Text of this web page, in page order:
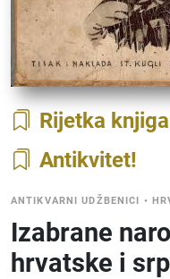
Rijetka knjiga
Antikvitet
ANTIKVARNI UDŽBENICI •
Izabrane
hrvatske i